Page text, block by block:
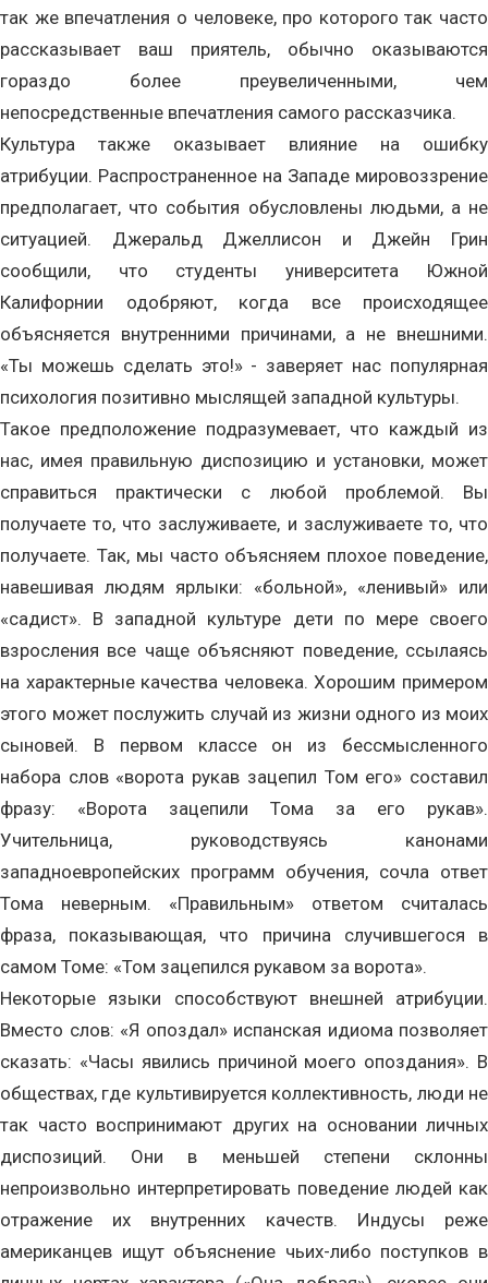
так же впечатления о человеке, про которого так часто
рассказывает ваш приятель, обычно оказываются
гораздо более преувеличенными, чем
непосредственные впечатления самого рассказчика.
Культура также оказывает влияние на ошибку
атрибуции. Распространенное на Западе мировоззрение
предполагает, что события обусловлены людьми, а не
ситуацией. Джеральд Джеллисон и Джейн Грин
сообщили, что студенты университета Южной
Калифорнии одобряют, когда все происходящее
объясняется внутренними причинами, а не внешними.
«Ты можешь сделать это!» - заверяет нас популярная
психология позитивно мыслящей западной культуры.
Такое предположение подразумевает, что каждый из
нас, имея правильную диспозицию и установки, может
справиться практически с любой проблемой. Вы
получаете то, что заслуживаете, и заслуживаете то, что
получаете. Так, мы часто объясняем плохое поведение,
навешивая людям ярлыки: «больной», «ленивый» или
«садист». В западной культуре дети по мере своего
взросления все чаще объясняют поведение, ссылаясь
на характерные качества человека. Хорошим примером
этого может послужить случай из жизни одного из моих
сыновей. В первом классе он из бессмысленного
набора слов «ворота рукав зацепил Том его» составил
фразу: «Ворота зацепили Тома за его рукав».
Учительница, руководствуясь канонами
западноевропейских программ обучения, сочла ответ
Тома неверным. «Правильным» ответом считалась
фраза, показывающая, что причина случившегося в
самом Томе: «Том зацепился рукавом за ворота».
Некоторые языки способствуют внешней атрибуции.
Вместо слов: «Я опоздал» испанская идиома позволяет
сказать: «Часы явились причиной моего опоздания». В
обществах, где культивируется коллективность, люди не
так часто воспринимают других на основании личных
диспозиций. Они в меньшей степени склонны
непроизвольно интерпретировать поведение людей как
отражение их внутренних качеств. Индусы реже
американцев ищут объяснение чьих-либо поступков в